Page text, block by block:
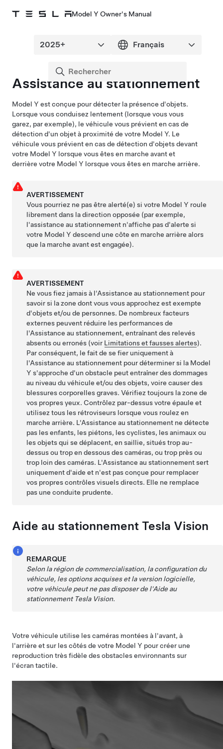
Model Y Owner's Manual
Assistance au stationnement
Model Y est conçue pour détecter la présence d'objets.
Lorsque vous conduisez lentement (lorsque vous vous
garez, par exemple), le véhicule vous prévient en cas de
détection d'un objet à proximité de votre Model Y. Le
véhicule vous prévient en cas de détection d'objets devant
votre Model Y lorsque vous êtes en marche avant et
derrière votre Model Y lorsque vous êtes en marche arrière.
AVERTISSEMENT
Vous pourriez ne pas être alerté(e) si votre Model Y roule
librement dans la direction opposée (par exemple,
l'assistance au stationnement n'affiche pas d'alerte si
votre Model Y descend une côte en marche arrière alors
que la marche avant est engagée).
AVERTISSEMENT
Ne vous fiez jamais à l'Assistance au stationnement pour
savoir si la zone dont vous vous approchez est exempte
d'objets et/ou de personnes. De nombreux facteurs
externes peuvent réduire les performances de
l'Assistance au stationnement, entraînant des relevés
absents ou erronés (voir Limitations et fausses alertes).
Par conséquent, le fait de se fier uniquement à
l'Assistance au stationnement pour déterminer si la Model
Y s'approche d'un obstacle peut entraîner des dommages
au niveau du véhicule et/ou des objets, voire causer des
blessures corporelles graves. Vérifiez toujours la zone de
vos propres yeux. Contrôlez par-dessus votre épaule et
utilisez tous les rétroviseurs lorsque vous roulez en
marche arrière. L'Assistance au stationnement ne détecte
pas les enfants, les piétons, les cyclistes, les animaux ou
les objets qui se déplacent, en saillie, situés trop au-
dessus ou trop en dessous des caméras, ou trop près ou
trop loin des caméras. L'Assistance au stationnement sert
uniquement d'aide et n'est pas conçue pour remplacer
vos propres contrôles visuels directs. Elle ne remplace
pas une conduite prudente.
Aide au stationnement Tesla Vision
REMARQUE
Selon la région de commercialisation, la configuration du
véhicule, les options acquises et la version logicielle,
votre véhicule peut ne pas disposer de l'Aide au
stationnement Tesla Vision.
Votre véhicule utilise les caméras montées à l'avant, à
l'arrière et sur les côtés de votre Model Y pour créer une
reproduction très fidèle des obstacles environnants sur
l'écran tactile.